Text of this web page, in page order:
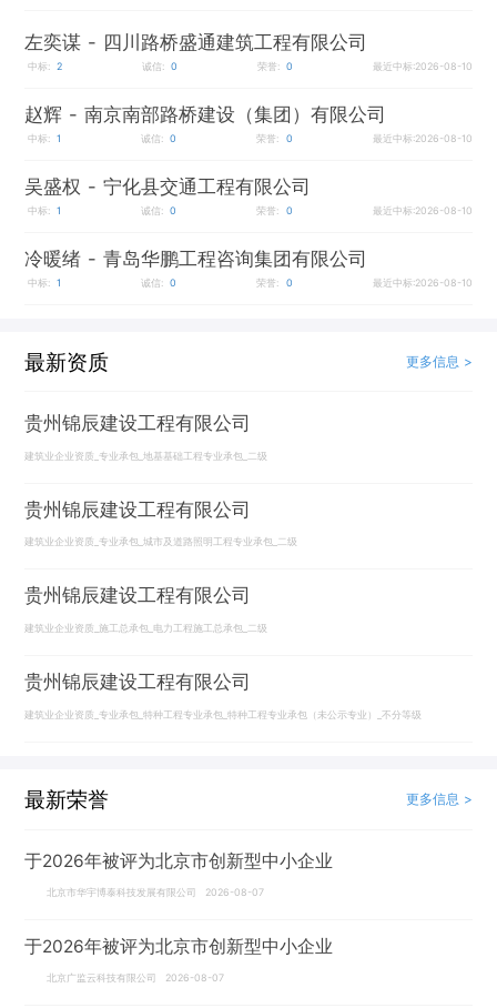
左奕谋 - 四川路桥盛通建筑工程有限公司
中标: 2 诚信: 0 荣誉: 0 最近中标:2026-08-10
赵辉 - 南京南部路桥建设（集团）有限公司
中标: 1 诚信: 0 荣誉: 0 最近中标:2026-08-10
吴盛权 - 宁化县交通工程有限公司
中标: 1 诚信: 0 荣誉: 0 最近中标:2026-08-10
冷暖绪 - 青岛华鹏工程咨询集团有限公司
中标: 1 诚信: 0 荣誉: 0 最近中标:2026-08-10
最新资质 更多信息 >
贵州锦辰建设工程有限公司
建筑业企业资质_专业承包_地基基础工程专业承包_二级
贵州锦辰建设工程有限公司
建筑业企业资质_专业承包_城市及道路照明工程专业承包_二级
贵州锦辰建设工程有限公司
建筑业企业资质_施工总承包_电力工程施工总承包_二级
贵州锦辰建设工程有限公司
建筑业企业资质_专业承包_特种工程专业承包_特种工程专业承包（未公示专业）_不分等级
最新荣誉 更多信息 >
于2026年被评为北京市创新型中小企业
北京市华宇博泰科技发展有限公司 2026-08-07
于2026年被评为北京市创新型中小企业
北京广监云科技有限公司 2026-08-07